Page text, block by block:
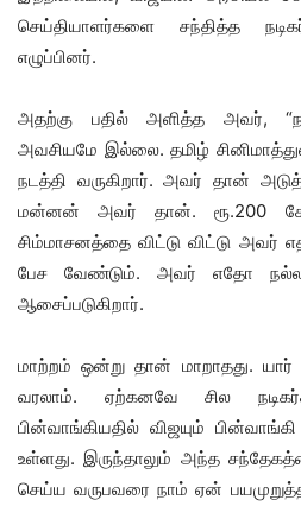
செய்தியாளர்களை சந்தித்த
எழுப்பினர்.
அதற்கு பதில் அளித்த அவர்,
அவசியமே இல்லை. தமிழ்
நடத்தி வருகிறார். அவர் தான்
மன்னன் அவர் தான். ரூ.200
சிம்மாசனத்தை விட்டு விட்டு அவர்
பேச வேண்டும். அவர் எதோ
ஆசைப்படுகிறார்.
மாற்றம் ஒன்று தான் மாறாதது. யார்
வரலாம். ஏற்கனவே சில
பின்வாங்கியதில் விஜயும்
உள்ளது. இருந்தாலும் அந்த
செய்ய வருபவரை நாம் ஏன்